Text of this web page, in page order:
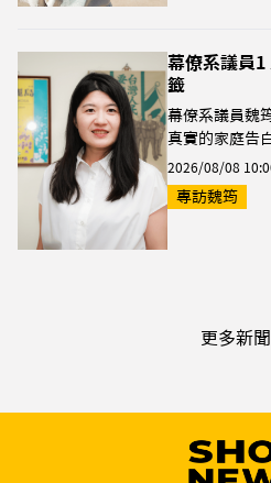
幕僚系議員1
籤
幕僚系議員魏
真實的家庭告
2026/08/08
專訪魏筠
更多新